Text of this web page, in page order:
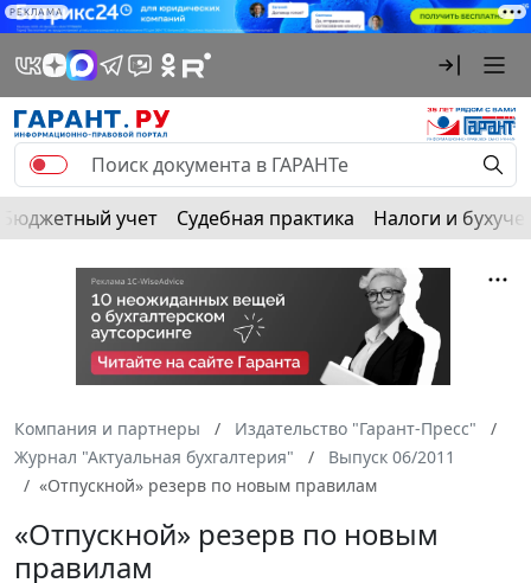
РЕКЛАМА
Бюджетный учет Судебная практика Налоги и
Компания и партнеры
Издательство "Гарант-Пресс"
Журнал "Актуальная бухгалтерия"
Выпуск 06/2011
«Отпускной» резерв по новым правилам
«Отпускной» резерв по новым
правилам